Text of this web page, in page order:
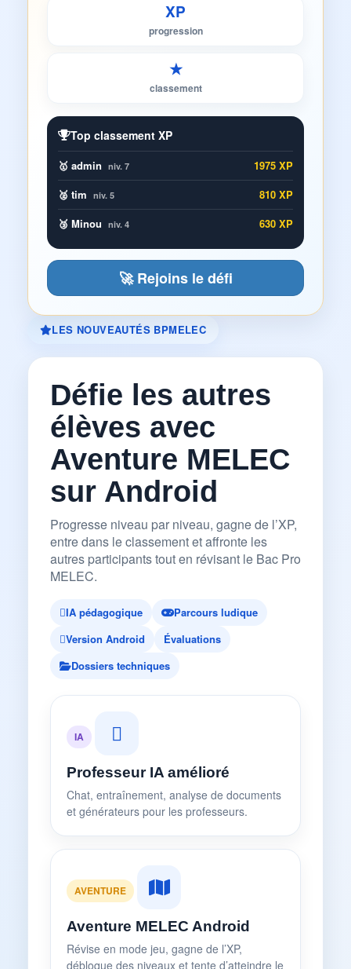
XP
progression
★
classement
Top classement XP
🥇 admin niv. 7
1975 XP
🥈 tim niv. 5
810 XP
🥉 Minou niv. 4 630 XP
🚀 Rejoins le défi
LES NOUVEAUTÉS BPMELEC
Défie les autres
élèves avec
Aventure MELEC
sur Android
Progresse niveau par niveau, gagne de l’XP,
entre dans le classement et affronte les
autres participants tout en révisant le Bac Pro
MELEC.
IA pédagogique
Parcours ludique
Version Android
Évaluations
Dossiers techniques
IA
Professeur IA amélioré
Chat, entraînement, analyse de documents
et générateurs pour les professeurs.
AVENTURE
Aventure MELEC Android
Révise en mode jeu, gagne de l’XP,
débloque des niveaux et tente d’atteindre le